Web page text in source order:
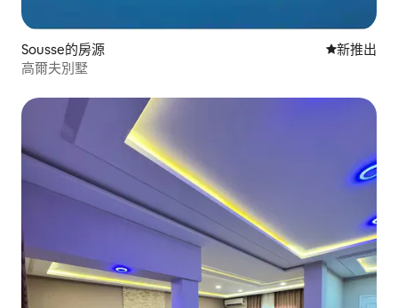
Sousse的房源 新住處
新推出
高爾夫別墅